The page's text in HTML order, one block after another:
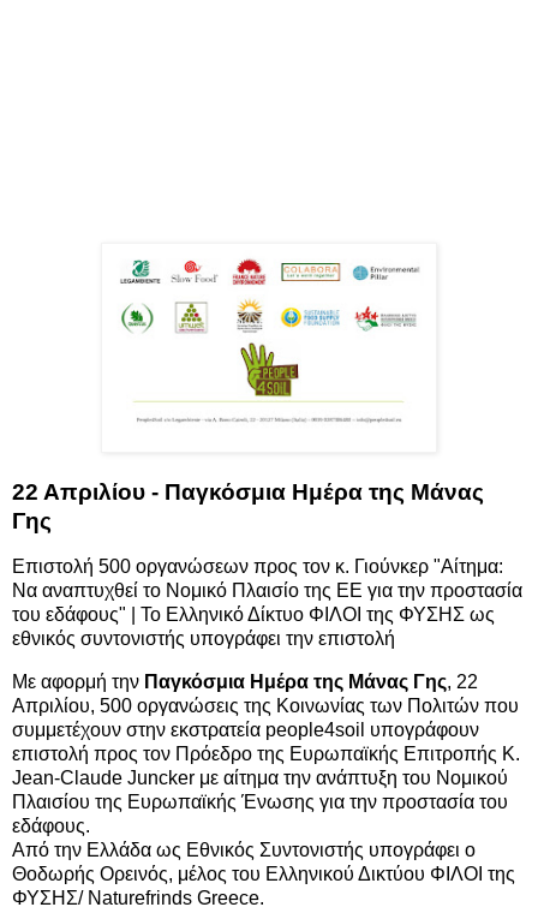
22 Απριλίου - Παγκόσμια Ημέρα της Μάνας
Γης
Επιστολή 500 οργανώσεων προς τον κ. Γιούνκερ "Αίτημα:
Να αναπτυχθεί το Νομικό Πλαισίο της ΕΕ για την προστασία
του εδάφους" | Το Ελληνικό Δίκτυο ΦΙΛΟΙ της ΦΥΣΗΣ ως
εθνικός συντονιστής υπογράφει την επιστολή
Με αφορμή την Παγκόσμια Ημέρα της Μάνας Γης, 22
Απριλίου, 500 οργανώσεις της Κοινωνίας των Πολιτών που
συμμετέχουν στην εκστρατεία people4soil υπογράφουν
επιστολή προς τον Πρόεδρο της Ευρωπαϊκής Επιτροπής Κ.
Jean-Claude Juncker με αίτημα την ανάπτυξη του Νομικού
Πλαισίου της Ευρωπαϊκής Ένωσης για την προστασία του
εδάφους.
Από την Ελλάδα ως Εθνικός Συντονιστής υπογράφει ο
Θοδωρής Ορεινός, μέλος του Ελληνικού Δικτύου ΦΙΛΟΙ της
ΦΥΣΗΣ/ Naturefrinds Greece.